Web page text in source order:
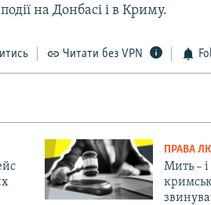
на Донбасі і в Криму.
Читати без VPN
ПРАВА
Мить –